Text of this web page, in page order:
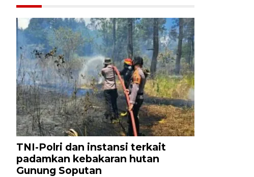
TNI-Polri dan instansi terkait
padamkan kebakaran hutan
Gunung Soputan